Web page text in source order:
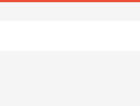
Gita Emilie Sitanala